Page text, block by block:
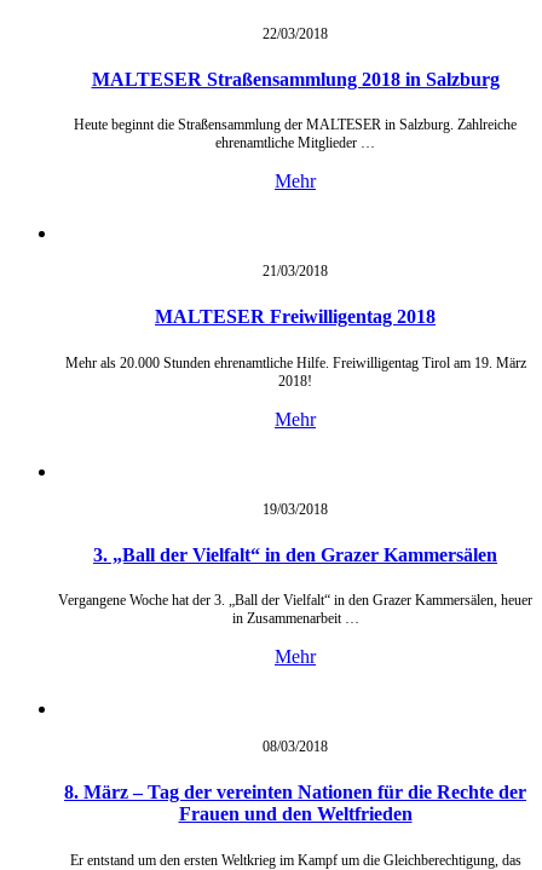
22/03/2018
MALTESER Straßensammlung 2018 in Salzburg
Heute beginnt die Straßensammlung der MALTESER in Salzburg. Zahlreiche
ehrenamtliche Mitglieder …
Mehr
21/03/2018
MALTESER Freiwilligentag 2018
Mehr als 20.000 Stunden ehrenamtliche Hilfe. Freiwilligentag Tirol am 19. März
2018!
Mehr
19/03/2018
3. „Ball der Vielfalt“ in den Grazer Kammersälen
Vergangene Woche hat der 3. „Ball der Vielfalt“ in den Grazer Kammersälen, heuer
in Zusammenarbeit …
Mehr
08/03/2018
8. März – Tag der vereinten Nationen für die Rechte der
Frauen und den Weltfrieden
Er entstand um den ersten Weltkrieg im Kampf um die Gleichberechtigung, das